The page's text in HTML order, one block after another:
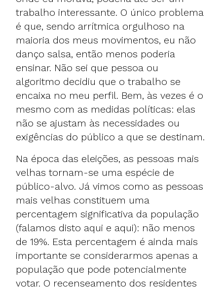
trabalho interessante. O único problema
é que, sendo arrítmica orgulhoso na
maioria dos meus movimentos, eu não
danço salsa, então menos poderia
ensinar. Não sei que pessoa ou
algoritmo decidiu que o trabalho se
encaixa no meu perfil. Bem, às vezes é o
mesmo com as medidas políticas: elas
não se ajustam às necessidades ou
exigências do público a que se destinam.
Na época das eleições, as pessoas mais
velhas tornam-se uma espécie de
público-alvo. Já vimos como as pessoas
mais velhas constituem uma
percentagem significativa da população
(falamos disto aqui e aqui): não menos
de 19%. Esta percentagem é ainda mais
importante se considerarmos apenas a
população que pode potencialmente
votar. O recenseamento dos residentes